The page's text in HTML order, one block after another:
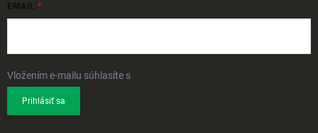
EMAIL
Vložením e-mailu súhlasíte s
Prihlásiť sa